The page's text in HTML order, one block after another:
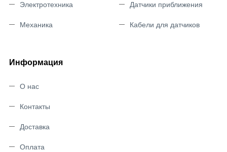
Электротехника
Механика
Датчики приближения
Кабели для датчиков
Информация
О нас
Контакты
Доставка
Оплата